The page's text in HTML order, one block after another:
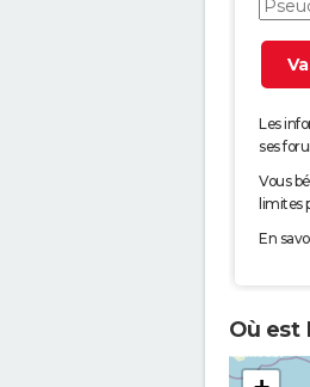
Les
ses
Vous
limites
En
Où est